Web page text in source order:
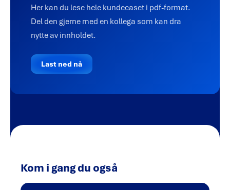
Her kan du lese hele kundecaset i pdf-format.
Del den gjerne med en kollega som kan dra
nytte av innholdet.
Last ned nå
Kom i gang du også